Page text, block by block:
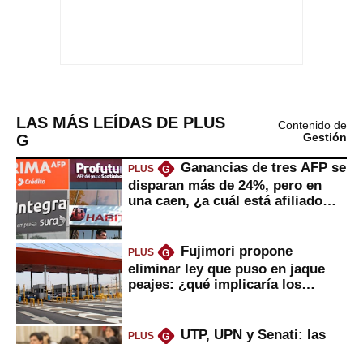
LAS MÁS LEÍDAS DE PLUS
G
Contenido de
Gestión
PLUS G
Ganancias de tres AFP se
disparan más de 24%, pero en
una caen, ¿a cuál está afiliado
PLUS G
Fujimori propone
eliminar ley que puso en jaque
peajes: ¿qué implicaría los
PLUS G
UTP, UPN y Senati: las